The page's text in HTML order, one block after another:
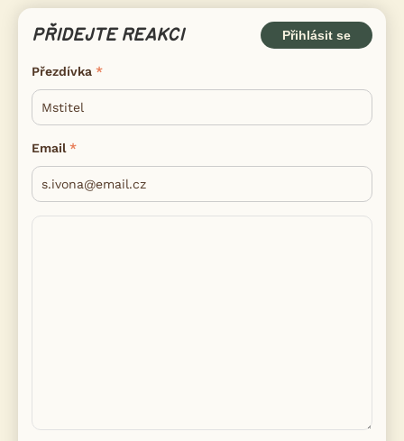
PŘIDEJTE REAKCI Přihlásit se
Přezdívka
Email